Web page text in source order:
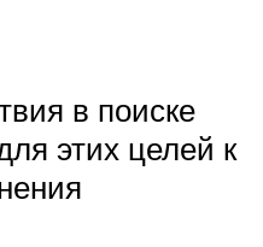
в поиске
этих целей к